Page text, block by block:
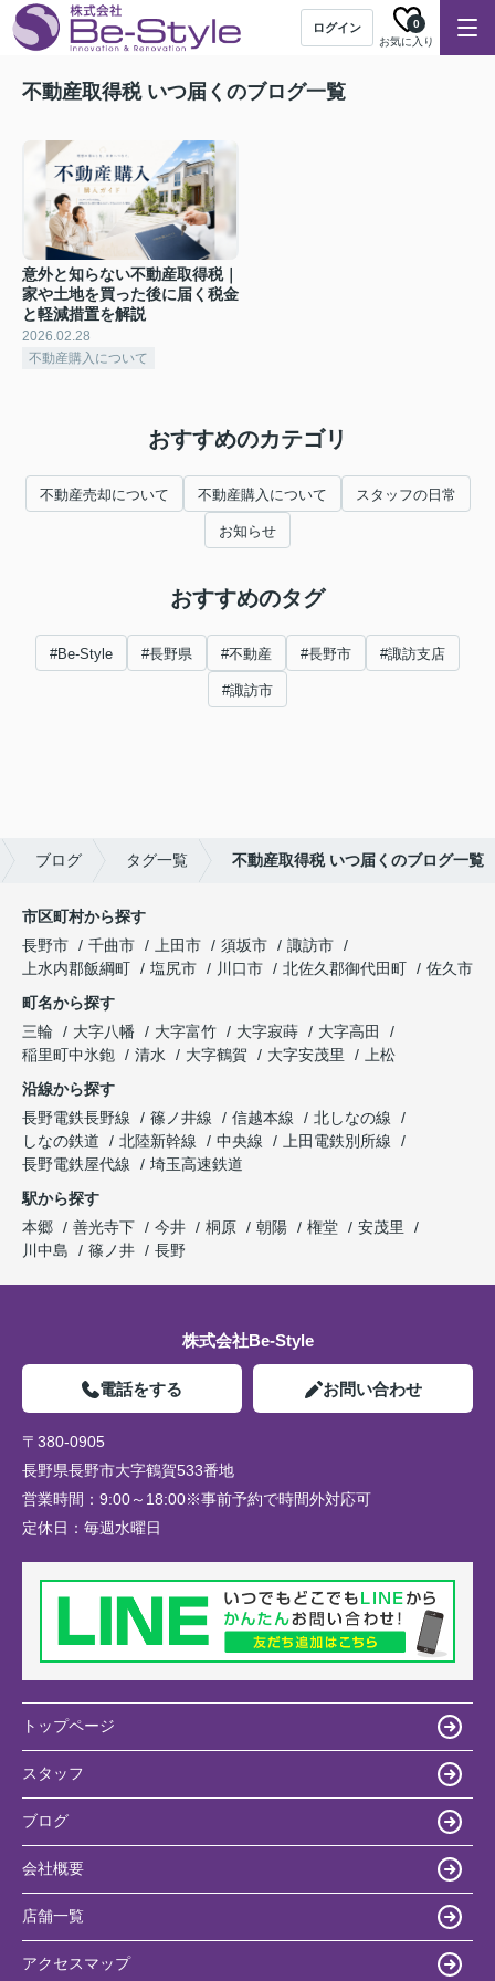
ログイン
お気に入り
0
不動産取得税 いつ届くのブログ一覧
意外と知らない不動産取得税｜
家や土地を買った後に届く税金
と軽減措置を解説
2026.02.28
不動産購入について
おすすめのカテゴリ
不動産売却について 不動産購入について スタッフの日常
お知らせ
おすすめのタグ
#Be-Style #長野県 #不動産 #長野市 #諏訪支店
#諏訪市
ブログ タグ一覧 不動産取得税 いつ届くのブログ一覧
市区町村から探す
長野市
千曲市 上田市 須坂市
諏訪市
上水内郡飯綱町
塩尻市 川口市 北佐久郡御代田町
佐久市
町名から探す
三輪
大字八幡 大字富竹 大字寂蒔
大字高田
稲里町中氷鉋
清水 大字鶴賀 大字安茂里
上松
沿線から探す
長野電鉄長野線
篠ノ井線 信越本線
北しなの線
しなの鉄道
北陸新幹線 中央線
上田電鉄別所線
長野電鉄屋代線
埼玉高速鉄道
駅から探す
本郷
善光寺下 今井 桐原 朝陽 権堂
安茂里
川中島
篠ノ井 長野
株式会社Be-Style
電話をする お問い合わせ
〒380-0905
長野県長野市大字鶴賀533番地
営業時間： 9:00～18:00※事前予約で時間外対応可
定休日： 毎週水曜日
トップページ
スタッフ
ブログ
会社概要
店舗一覧
アクセスマップ